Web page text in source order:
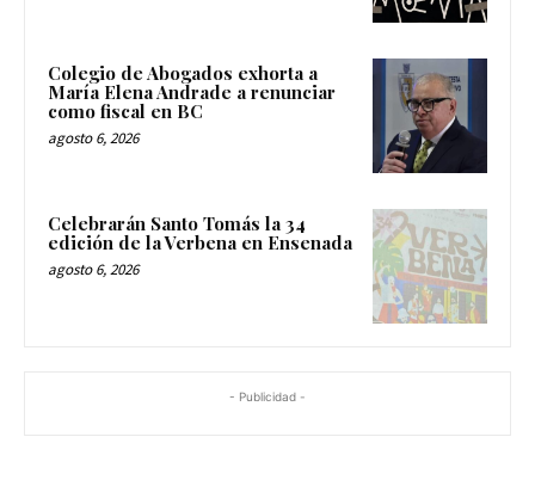
Colegio de Abogados exhorta a
María Elena Andrade a renunciar
como fiscal en BC
agosto 6, 2026
Celebrarán Santo Tomás la 34
edición de la Verbena en Ensenada
agosto 6, 2026
- Publicidad -